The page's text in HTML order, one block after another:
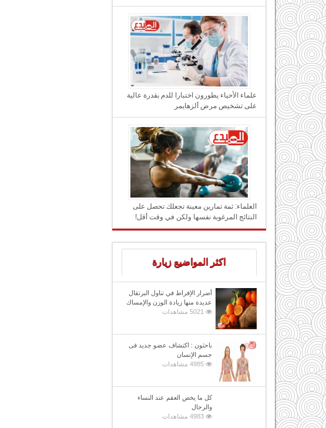
علماء الأحياء يطورون اختبارا للدم بقدرة عالية
على تشخيص مرض ألزهايمر
العلماء: ثمة تمارين معينة تجعلك تحصل على
النتائج المرغوبة نفسها ولكن في وقت أقل!
اكثر المواضيع زيارة
أضرار الإفراط في تناول البرتقال
عديدة منها زيادة الوزن والإمساك
5021 مشاهدات
باحثون : اكتشاف عضو جديد فى
جسم الإنسان
4985 مشاهدات
كل ما يخص العقم عند النساء
والرجال
4983 مشاهدات